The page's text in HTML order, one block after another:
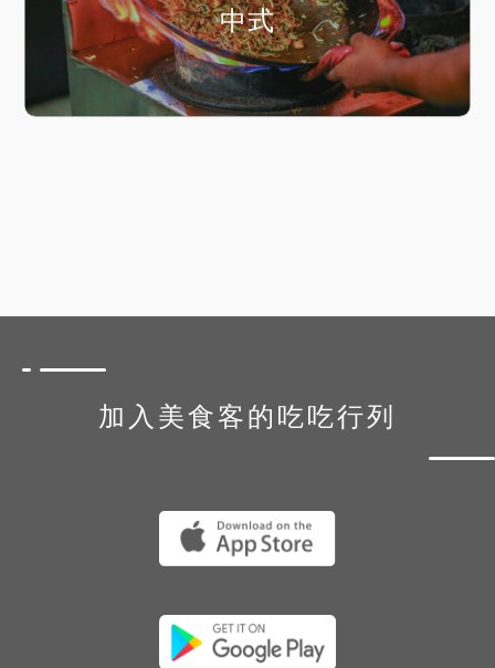
中式
加入美食客的吃吃行列